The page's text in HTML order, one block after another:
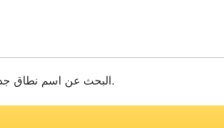
البحث عن اسم نطاق جديد. أدخل الإسم أو الكلمات أدناه للتحقق من التوفر.